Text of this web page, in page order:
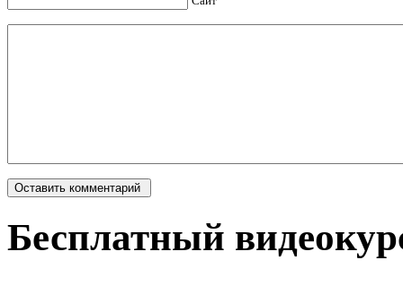
Бесплатный